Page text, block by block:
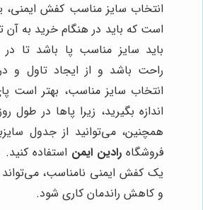
انتخاب سایز مناسب کفش ایمنی،
است که باید در هنگام خرید به
باید سایز مناسب پا باشد تا
راحت باشد و از ایجاد تاول و
انتخاب سایز مناسب، بهتر است
اندازه بگیرید، زیرا پاها در طول
همچنین، می‌توانید از جدول
فروشگاهرادین ایمن استفاده
یک کفش ایمنی نامناسب،
و کاهش راندمان کاری شود.